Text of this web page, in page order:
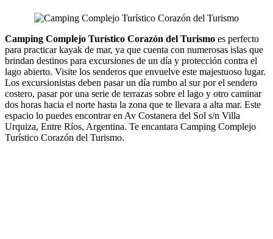
Camping Complejo Turístico Corazón del Turismo es perfecto
para practicar kayak de mar, ya que cuenta con numerosas islas que
brindan destinos para excursiones de un día y protección contra el
lago abierto. Visite los senderos que envuelve este majestuoso lugar.
Los excursionistas deben pasar un día rumbo al sur por el sendero
costero, pasar por una serie de terrazas sobre el lago y otro caminar
dos horas hacia el norte hasta la zona que te llevara a alta mar. Este
espacio lo puedes encontrar en Av Costanera del Sol s/n Villa
Urquiza, Entre Ríos, Argentina. Te encantara Camping Complejo
Turístico Corazón del Turismo.